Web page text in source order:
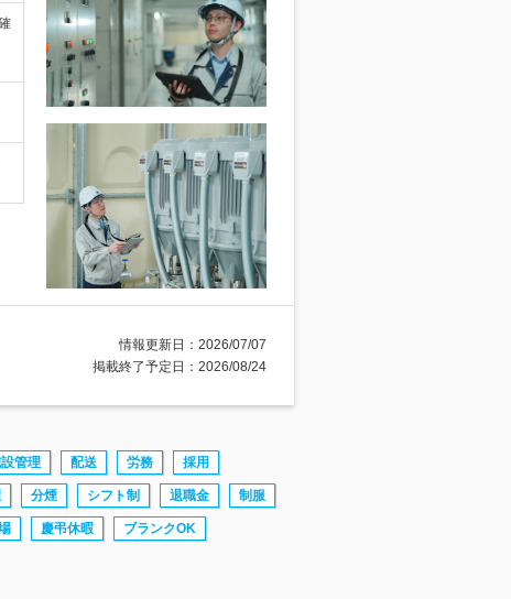
情報更新日：2026/07/07
掲載終了予定日：2026/08/24
管理 配送 労務 採用
分煙 シフト制 退職金 制服
慶弔休暇 ブランクOK